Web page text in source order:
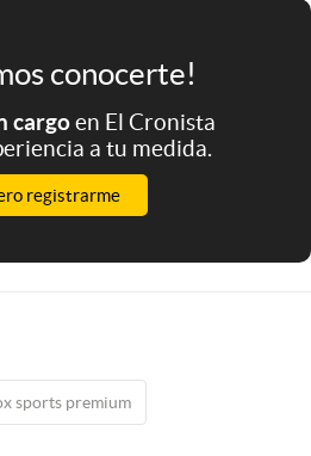
conocerte!
cargoen El Cronista
a tu medida.
registrarme
sports premium